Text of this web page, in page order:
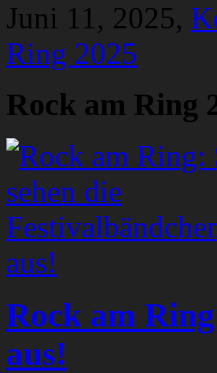
Juni 11, 2025,
Ring 2025
Rock am Ring
Rock am
aus!